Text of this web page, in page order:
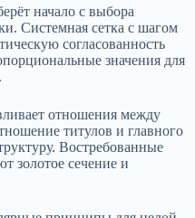
начало с выбора
Системная сетка с шагом
согласованность
значения для
отношения между
титулов и главного
Востребованные
золотое сечение и